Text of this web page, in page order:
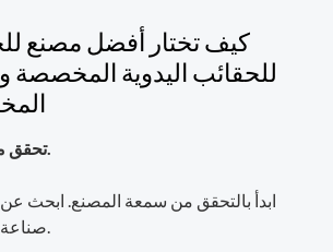
كيف تختار أفضل مصنع
للحقائب اليدوية المخصصة
1. تحقق من سمعة المصنع.
ابدأ بالتحقق من سمعة المصنع. ابحث
صناعة الحقائب المخصصة.